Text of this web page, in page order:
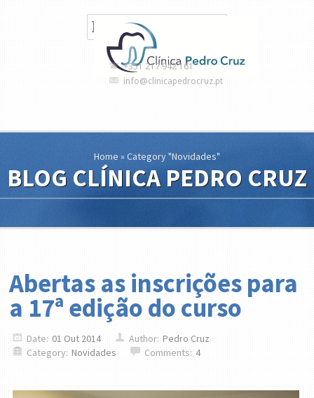
+351 217 942 161
info@clinicapedrocruz.pt
Home » Category "Novidades"
BLOG CLÍNICA PEDRO CRUZ
Abertas as inscrições para
a 17ª edição do curso
Date: 01 Out 2014 Author: Pedro Cruz
Category: Novidades Comments: 4